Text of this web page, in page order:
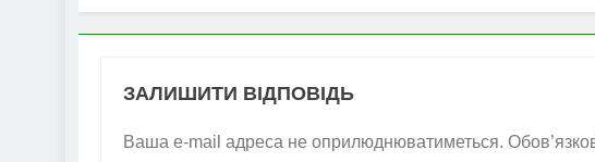
ЗАЛИШИТИ ВІДПОВІДЬ
Ваша e-mail адреса не оприлюднюватиметься.